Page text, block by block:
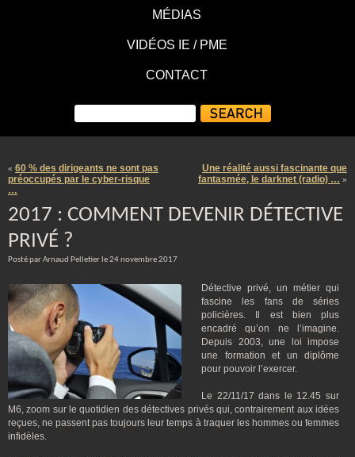
MÉDIAS
VIDÉOS IE / PME
CONTACT
« 60 % des dirigeants ne sont pas
préoccupés par le cyber-risque
…
Une réalité aussi fascinante que
fantasmée, le darknet (radio) … »
2017 : COMMENT DEVENIR DÉTECTIVE
PRIVÉ ?
Posté par Arnaud Pelletier le 24 novembre 2017
Détective privé, un métier qui
fascine les fans de séries
policières. Il est bien plus
encadré qu’on ne l’imagine.
Depuis 2003, une loi impose
une formation et un diplôme
pour pouvoir l’exercer.
Le 22/11/17 dans le 12.45 sur
M6, zoom sur le quotidien des détectives privés qui, contrairement aux idées
reçues, ne passent pas toujours leur temps à traquer les hommes ou femmes
infidèles.